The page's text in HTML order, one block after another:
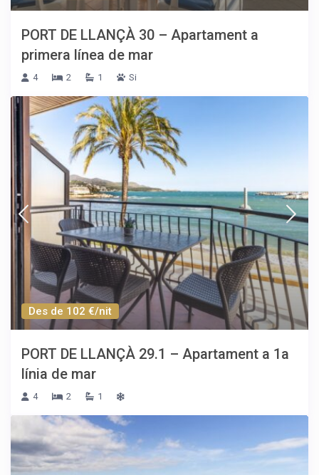
PORT DE LLANÇÀ 30 – Apartament a
primera línea de mar
4 2 1 Si
Des de 102 €/nit
PORT DE LLANÇÀ 29.1 – Apartament a 1a
línia de mar
4 2 1